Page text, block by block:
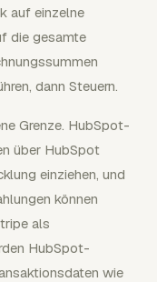
auf einzelne
die gesamte
dann Steuern.
Grenze. HubSpot-
über HubSpot
einziehen, und
können
als
HubSpot-
wie